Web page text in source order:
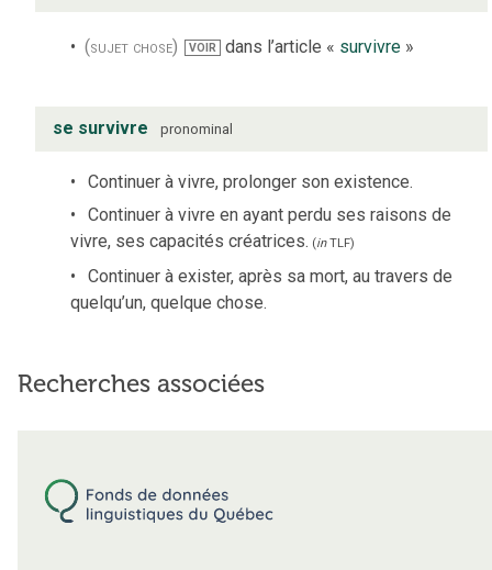
(sujet chose) VOIR dans l’article « survivre»
se survivre pronominal
Continuer à vivre, prolonger son existence.
Continuer à vivre en ayant perdu ses raisons de
vivre, ses capacités créatrices. (inTLF)
Continuer à exister, après sa mort, au travers de
quelqu’un, quelque chose.
Recherches associées